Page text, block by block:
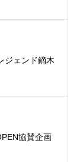
ジェンド鏑木
協賛企画